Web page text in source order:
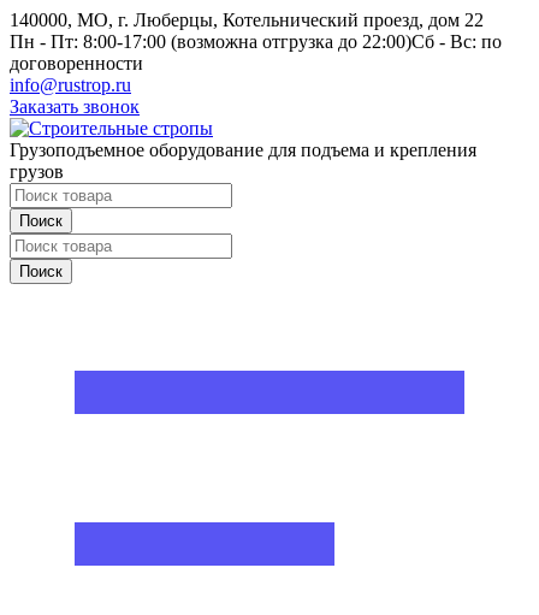
140000, МО, г. Люберцы, Котельнический проезд, дом 22
Пн - Пт: 8:00-17:00 (возможна отгрузка до 22:00)Сб - Вс: по
договоренности
info@rustrop.ru
Заказать звонок
Грузоподъемное оборудование для подъема и крепления
грузов
Поиск
Поиск